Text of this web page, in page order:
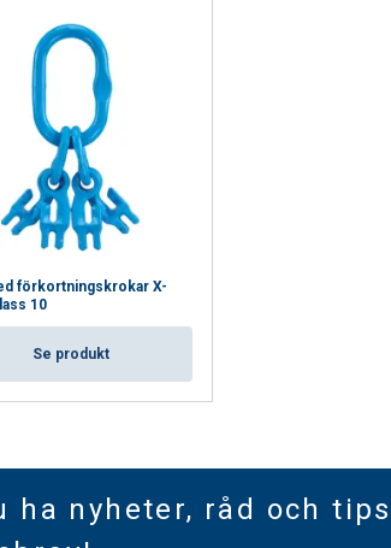
förkortningskrokar X-
10
Se produkt
ha nyheter, råd och